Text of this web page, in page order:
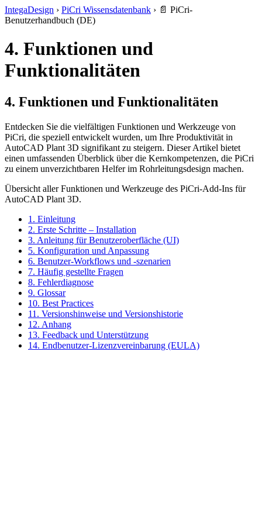
IntegaDesign › PiCri Wissensdatenbank › 📄 PiCri-
Benutzerhandbuch (DE)
4. Funktionen und
Funktionalitäten
4. Funktionen und Funktionalitäten
Entdecken Sie die vielfältigen Funktionen und Werkzeuge von
PiCri, die speziell entwickelt wurden, um Ihre Produktivität in
AutoCAD Plant 3D signifikant zu steigern. Dieser Artikel bietet
einen umfassenden Überblick über die Kernkompetenzen, die PiCri
zu einem unverzichtbaren Helfer im Rohrleitungsdesign machen.
Übersicht aller Funktionen und Werkzeuge des PiCri-Add-Ins für
AutoCAD Plant 3D.
1. Einleitung
2. Erste Schritte – Installation
3. Anleitung für Benutzeroberfläche (UI)
5. Konfiguration und Anpassung
6. Benutzer-Workflows und -szenarien
7. Häufig gestellte Fragen
8. Fehlerdiagnose
9. Glossar
10. Best Practices
11. Versionshinweise und Versionshistorie
12. Anhang
13. Feedback und Unterstützung
14. Endbenutzer-Lizenzvereinbarung (EULA)